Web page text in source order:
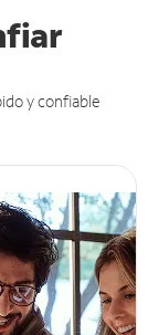
y confiable